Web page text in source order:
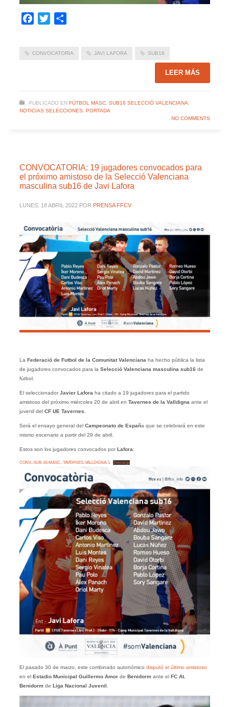
Facebook
Twitter
CONVOCATORIA JAVI LAFORA SUB16
LEER MÁS
PUBLICADO EN FÚTBOL MASC. SUB16 SELECCIÓ VALENCIANA,
NOTICIAS SELECCIONES, PORTADA
NO COMMENTS
CONVOCATORIA: 19 jugadores convocados para
el próximo amistoso de la Selecció Valenciana
masculina sub16 de Javi Lafora
LUNES, 18 ABRIL 2022 POR PRENSA FFCV
La Federació de Futbol de la Comunitat Valenciana ha hecho pública la lista
de jugadores convocados para la Selecció Valenciana masculina sub16 de
fútbol.
El seleccionadorJavier Lafora ha citado a 19 jugadores para el partido
amistoso del próximo miércoles 20 de abril en Tavernes de la Valldigna ante el
juvenil delCF UE Tavernes
Será el ensayo general del Campeonato de España que se celebrará en este
mismo escenario a partir del 29 de abril.
Estos son los jugadores convocados porLafora:
CONV.-SUB-16-MASC.-TAVERNES-VALLDIGNA-1 Descarga
El pasado 30 de marzo, este combinado autonómico disputó el último amistoso
en el Estadio Municipal Guillermo Amorde Benidormante el FC At.
Benidormde Liga Nacional Juvenil